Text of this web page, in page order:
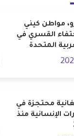
مواطن كيني
القسري في
المتحدة
محتجزة في
الإنسانية منذ